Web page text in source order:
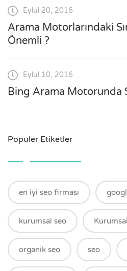
Eylül 20, 2016
Arama Motorlarındaki
Önemli ?
Eylül 10, 2016
Bing Arama Motorunda
Popüler Etiketler
en iyi seo firması
kurumsal seo
organik seo seo